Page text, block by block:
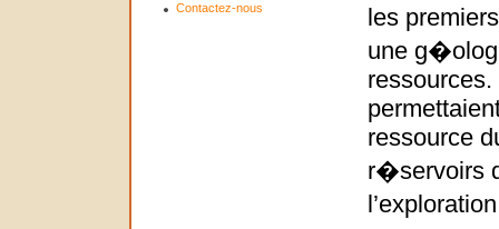
Contactez-nous
les
une
ressource
r�servoirs